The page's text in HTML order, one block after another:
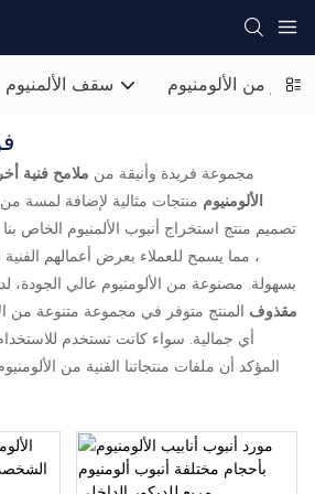
سقف الألمنيوم ساتر من الألومنيوم
تقدم LVDuoduo مجموعة فريدة وأنيقة من ملامح فنية
الألومنيوم منتجات مثالية لإضافة لمسة
تصميم منتج استخراج أنبوب الألمنيوم الخاص بنا
، مما يسمح للعملاء بعرض أعمالهم
بسهولة. مصنوعة من الألومنيوم عالي الجودة،
مقذوف المنتج متوفر في مجموعة متنوعة من
أي جمالية. سواء كانت تستخدم
المؤكد أن ملفات منتجاتنا الفنية من